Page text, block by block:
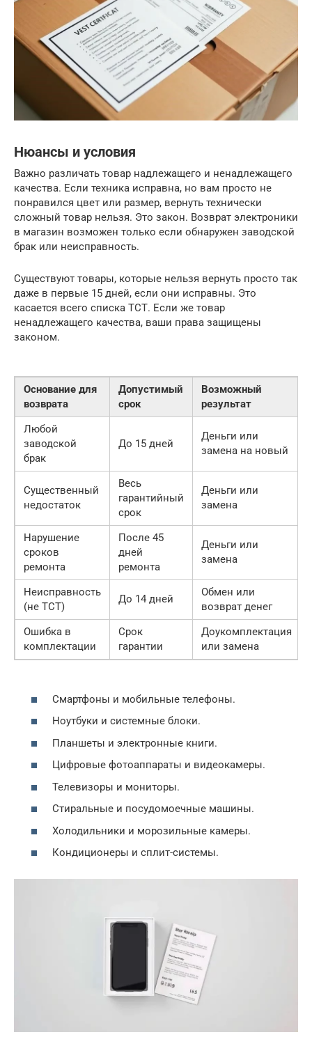
Нюансы и условия
Важно различать товар надлежащего и ненадлежащего
качества. Если техника исправна, но вам просто не
понравился цвет или размер, вернуть технически
сложный товар нельзя. Это закон. Возврат электроники
в магазин возможен только если обнаружен заводской
брак или неисправность.
Существуют товары, которые нельзя вернуть просто так
даже в первые 15 дней, если они исправны. Это
касается всего списка ТСТ. Если же товар
ненадлежащего качества, ваши права защищены
законом.
Основание для
возврата
Допустимый
срок
Возможный
результат
Любой
заводской
брак
До 15 дней
Деньги или
замена на новый
Существенный
недостаток
Весь
гарантийный
срок
Деньги или
замена
Нарушение
сроков
ремонта
После 45
дней
ремонта
Деньги или
замена
Неисправность
(не ТСТ)
До 14 дней
Обмен или
возврат денег
Ошибка в
комплектации
Срок
гарантии
Доукомплектация
или замена
Смартфоны и мобильные телефоны.
Ноутбуки и системные блоки.
Планшеты и электронные книги.
Цифровые фотоаппараты и видеокамеры.
Телевизоры и мониторы.
Стиральные и посудомоечные машины.
Холодильники и морозильные камеры.
Кондиционеры и сплит-системы.